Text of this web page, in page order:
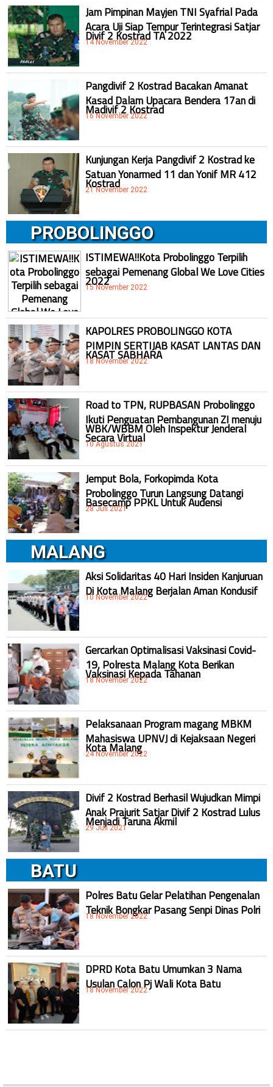
Jam Pimpinan Mayjen TNI Syafrial Pada
Acara Uji Siap Tempur Terintegrasi Satjar
Divif 2 Kostrad TA 2022
14 November 2022
Pangdivif 2 Kostrad Bacakan Amanat
Kasad Dalam Upacara Bendera 17an di
Madivif 2 Kostrad
16 November 2022
Kunjungan Kerja Pangdivif 2 Kostrad ke
Satuan Yonarmed 11 dan Yonif MR 412
Kostrad
21 November 2022
PROBOLINGGO
ISTIMEWA!!Kota Probolinggo Terpilih
sebagai Pemenang Global We Love Cities
2022
15 November 2022
KAPOLRES PROBOLINGGO KOTA
PIMPIN SERTIJAB KASAT LANTAS DAN
KASAT SABHARA
18 November 2022
Road to TPN, RUPBASAN Probolinggo
Ikuti Penguatan Pembangunan ZI menuju
WBK/WBBM Oleh Inspektur Jenderal
Secara Virtual
10 Agustus 2021
Jemput Bola, Forkopimda Kota
Probolinggo Turun Langsung Datangi
Basecamp PPKL Untuk Audensi
28 Juli 2021
MALANG
Aksi Solidaritas 40 Hari Insiden Kanjuruan
Di Kota Malang Berjalan Aman Kondusif
10 November 2022
Gercarkan Optimalisasi Vaksinasi Covid-
19, Polresta Malang Kota Berikan
Vaksinasi Kepada Tahanan
18 November 2022
Pelaksanaan Program magang MBKM
Mahasiswa UPNVJ di Kejaksaan Negeri
Kota Malang
24 November 2022
Divif 2 Kostrad Berhasil Wujudkan Mimpi
Anak Prajurit Satjar Divif 2 Kostrad Lulus
Menjadi Taruna Akmil
29 Juli 2021
BATU
Polres Batu Gelar Pelatihan Pengenalan
Teknik Bongkar Pasang Senpi Dinas Polri
18 November 2022
DPRD Kota Batu Umumkan 3 Nama
Usulan Calon Pj Wali Kota Batu
18 November 2022